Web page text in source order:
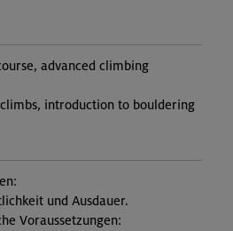
advanced climbing
introduction to bouldering
und Ausdauer.
Voraussetzungen: